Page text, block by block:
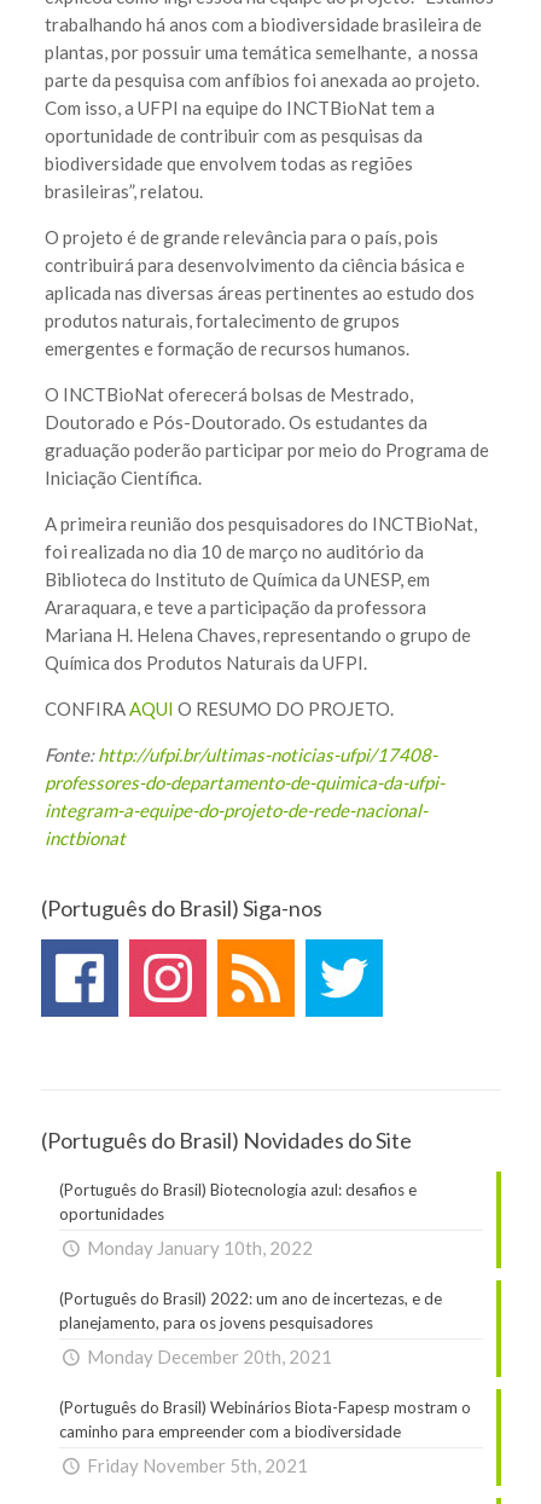
trabalhando há anos com a biodiversidade brasileira de
plantas, por possuir uma temática semelhante, a nossa
parte da pesquisa com anfíbios foi anexada ao projeto.
Com isso, a UFPI na equipe do INCTBioNat tem a
oportunidade de contribuir com as pesquisas da
biodiversidade que envolvem todas as regiões
brasileiras”, relatou.
O projeto é de grande relevância para o país, pois
contribuirá para desenvolvimento da ciência básica e
aplicada nas diversas áreas pertinentes ao estudo dos
produtos naturais, fortalecimento de grupos
emergentes e formação de recursos humanos.
O INCTBioNat oferecerá bolsas de Mestrado,
Doutorado e Pós-Doutorado. Os estudantes da
graduação poderão participar por meio do Programa de
Iniciação Científica.
A primeira reunião dos pesquisadores do INCTBioNat,
foi realizada no dia 10 de março no auditório da
Biblioteca do Instituto de Química da UNESP, em
Araraquara, e teve a participação da professora
Mariana H. Helena Chaves, representando o grupo de
Química dos Produtos Naturais da UFPI.
CONFIRA AQUI O RESUMO DO PROJETO.
Fonte:http://ufpi.br/ultimas-noticias-ufpi/17408-
professores-do-departamento-de-quimica-da-ufpi-
integram-a-equipe-do-projeto-de-rede-nacional-
inctbionat
(Português do Brasil) Siga-nos
(Português do Brasil) Novidades do Site
(Português do Brasil) Biotecnologia azul: desafios e
oportunidades
Monday January 10th, 2022
(Português do Brasil) 2022: um ano de incertezas, e de
planejamento, para os jovens pesquisadores
Monday December 20th, 2021
(Português do Brasil) Webinários Biota-Fapesp mostram o
caminho para empreender com a biodiversidade
Friday November 5th, 2021